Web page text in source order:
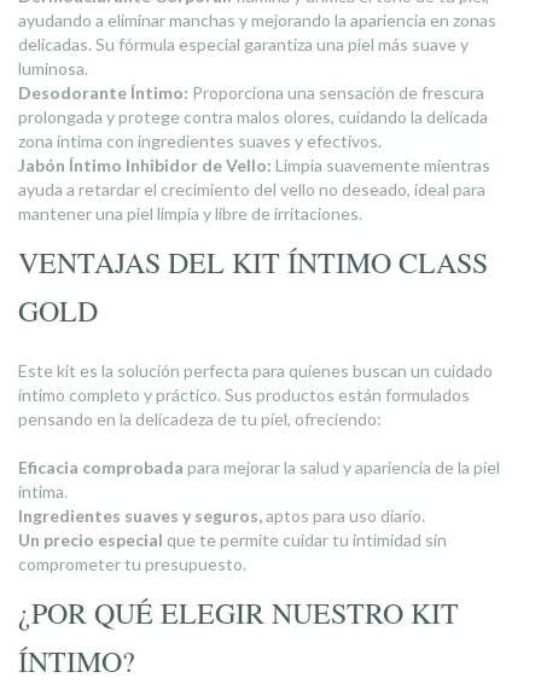
ayudando a eliminar manchas y mejorando la apariencia en zonas
delicadas. Su fórmula especial garantiza una piel más suave y
luminosa.
Desodorante Íntimo: Proporciona una sensación de frescura
prolongada y protege contra malos olores, cuidando la delicada
zona íntima con ingredientes suaves y efectivos.
Jabón Íntimo Inhibidor de Vello: Limpia suavemente mientras
ayuda a retardar el crecimiento del vello no deseado, ideal para
mantener una piel limpia y libre de irritaciones.
VENTAJAS DEL KIT ÍNTIMO CLASS
GOLD
Este kit es la solución perfecta para quienes buscan un cuidado
íntimo completo y práctico. Sus productos están formulados
pensando en la delicadeza de tu piel, ofreciendo:
Eficacia comprobada para mejorar la salud y apariencia de la piel
íntima.
Ingredientes suaves y seguros,aptos para uso diario.
Un precio especial que te permite cuidar tu intimidad sin
comprometer tu presupuesto.
¿POR QUÉ ELEGIR NUESTRO KIT
ÍNTIMO?